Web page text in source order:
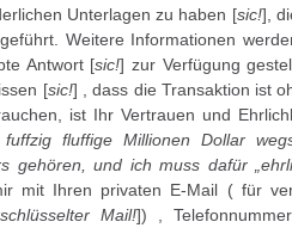
Unterlagen zu haben [sic!],
Weitere Informationen
Antwort [sic!] zur Verfügung
[sic!] , dass die Transaktion ist
ist Ihr Vertrauen und
fuffzig fluffige Millionen Dollar
gehören, und ich muss dafür
mit Ihren privaten E-Mail ( für
Mail!]) ,